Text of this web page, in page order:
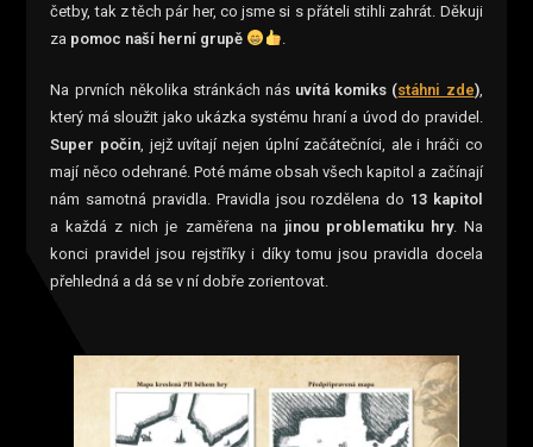
četby, tak z těch pár her, co jsme si s přáteli stihli zahrát. Děkuji
za pomoc naší herní grupě
Na prvních několika stránkách nás uvítá komiks (stáhni zde),
který má sloužit jako ukázka systému hraní a úvod do pravidel.
Super počin , jejž uvítají nejen úplní začátečníci, ale i hráči co
mají něco odehrané. Poté máme obsah všech kapitol a začínají
nám samotná pravidla. Pravidla jsou rozdělena do 13 kapitol
a každá z nich je zaměřena na jinou problematiku hry. Na
konci pravidel jsou rejstříky i díky tomu jsou pravidla docela
přehledná a dá se v ní dobře zorientovat.